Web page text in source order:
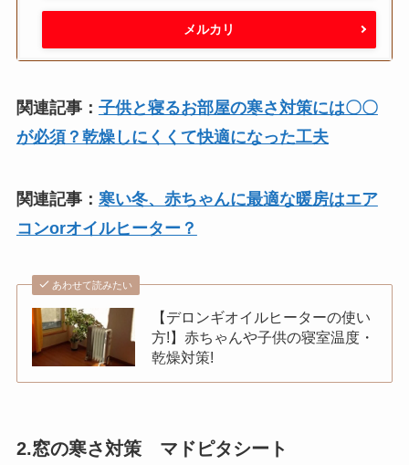
メルカリ
関連記事： 子供と寝るお部屋の寒さ対策には〇〇
が必須？乾燥しにくくて快適になった工夫
関連記事： 寒い冬、赤ちゃんに最適な暖房はエア
コンorオイルヒーター？
あわせて読みたい
【デロンギオイルヒーターの使い
方!】赤ちゃんや子供の寝室温度・
乾燥対策!
2.窓の寒さ対策 マドピタシート